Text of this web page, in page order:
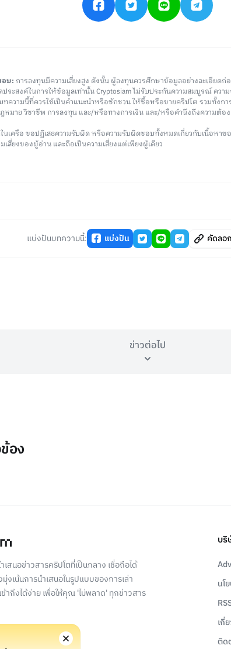
บ: การลงทุนมีความเสี่ยงสูง ดังนั้น ผู้ลงทุนควรศึกษาข้อมูลอย่างละเอียดก่
ระสงค์ในการให้ข้อมูลเท่านั้น Cryptosiam ไม่รับประกันความสมบูรณ์ คว
ทความนี้ที่ควรใช้เป็นคำแนะนำหรือชักชวน ให้ซื้อหรือขายคริปโต รวมทั้งก
หมาย วิชาชีพ การลงทุน และ/หรือทางการเงิน และ/หรือคำนึงถึงความต้
นเครือ ขอปฏิเสธความรับผิด หรือความรับผิดชอบทั้งหมดเกี่ยวกับเนื้อหา
เสี่ยงของผู้อ่าน และถือเป็นความเสี่ยงแต่เพียงผู้เดียว
แบ่งปันบทความนี้: แบ่งปัน คัดลอ
ข่าวต่อไป
อง
เสนอข่าวสารคริปโตที่เป็นกลาง เชื่อถือได้
งเน้นการนำเสนอในรูปแบบของการเล่า
ข้าถึงได้ง่าย เพื่อให้คุณ 'ไม่พลาด' ทุกข่าวสาร
บริ
นโ
เกี่
ติด